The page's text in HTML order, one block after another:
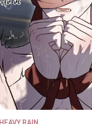
23/04/2026
23/04/2026